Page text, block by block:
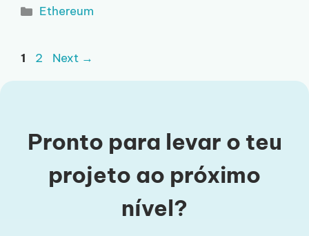
Categorias
Ethereum
Page
1 Page
2 Next →
Pronto para levar o teu
projeto ao próximo
nível?